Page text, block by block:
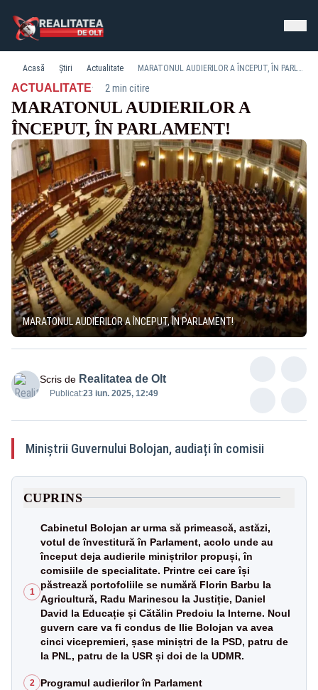
Acasă Știri Actualitate MARATONUL AUDIERILOR A ÎNCEPUT, ÎN PARLAMENT!
ACTUALITATE· 2 min citire
MARATONUL AUDIERILOR A
ÎNCEPUT, ÎN PARLAMENT!
MARATONUL AUDIERILOR A ÎNCEPUT, ÎN PARLAMENT!
Scris de Realitatea de Olt
Publicat:23 iun. 2025, 12:49
Miniștrii Guvernului Bolojan, audiați în comisii
CUPRINS
1
Cabinetul Bolojan ar urma să primească, astăzi,
votul de învestitură în Parlament, acolo unde au
început deja audierile miniștrilor propuși, în
comisiile de specialitate. Printre cei care își
păstrează portofoliile se numără Florin Barbu la
Agricultură, Radu Marinescu la Justiție, Daniel
David la Educație și Cătălin Predoiu la Interne. Noul
guvern care va fi condus de Ilie Bolojan va avea
cinci vicepremieri, șase miniștri de la PSD, patru de
la PNL, patru de la USR și doi de la UDMR.
2 Programul audierilor în Parlament